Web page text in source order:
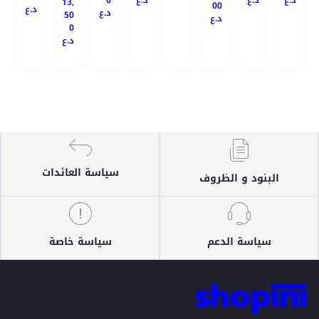
00
د.ع
د.ع
50
0
د.ع
د.ع
البنود و الظروف سياسة العائدات
سياسة الدعم سياسة خاصة